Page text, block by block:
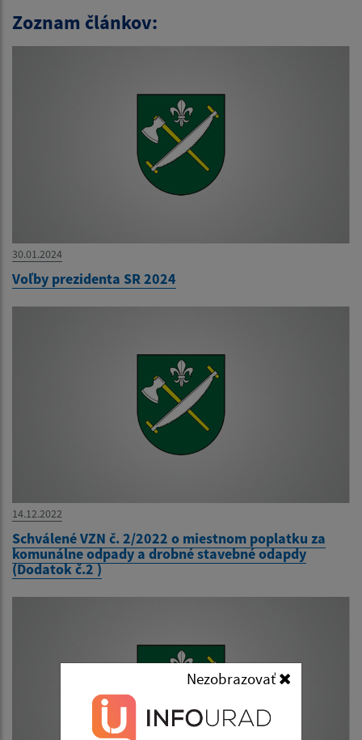
Zoznam článkov:
30.01.2024
Voľby prezidenta SR 2024
14.12.2022
Schválené VZN č. 2/2022 o miestnom poplatku za
komunálne odpady a drobné stavebné odapdy
(Dodatok č.2 )
Nezobrazovať